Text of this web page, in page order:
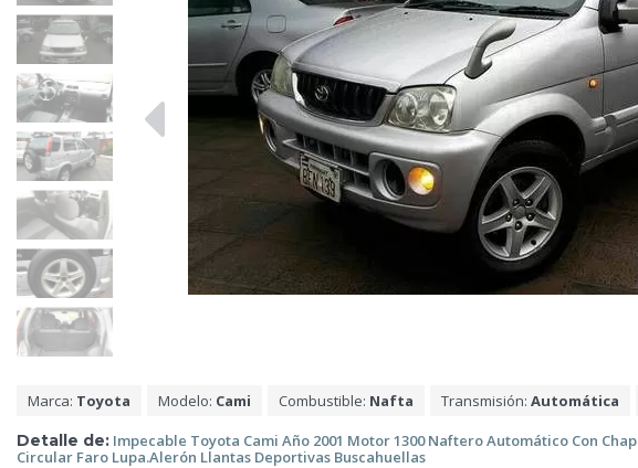
Marca: Toyota Modelo: Cami Combustible: Nafta Transmisión: Automática
Detalle de: Impecable Toyota Cami Año 2001 Motor 1300 Naftero Automático Con
Circular Faro Lupa.Alerón Llantas Deportivas Buscahuellas